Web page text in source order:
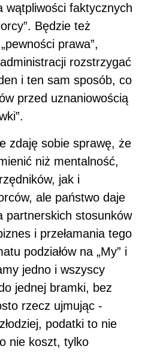
wątpliwości faktycznych
Będzie też
prawa”,
rozstrzygać
i ten sam sposób, co
przed uznaniowością
zdaję sobie sprawę, że
niż mentalność,
jak i
ale państwo daje
partnerskich stosunków
i przełamania tego
podziałów na „My” i
jedno i wszyscy
jednej bramki, bez
rzecz ujmując -
podatki to nie
nie koszt, tylko